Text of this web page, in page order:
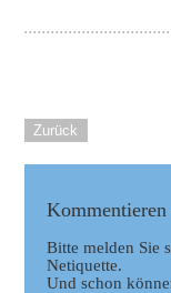
Zurück
Kommentieren
Bitte melden Sie
Netiquette.
Und schon